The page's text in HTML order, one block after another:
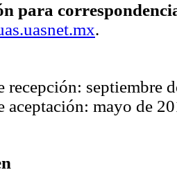
para
.
recepción: septiembre
aceptación: mayo de